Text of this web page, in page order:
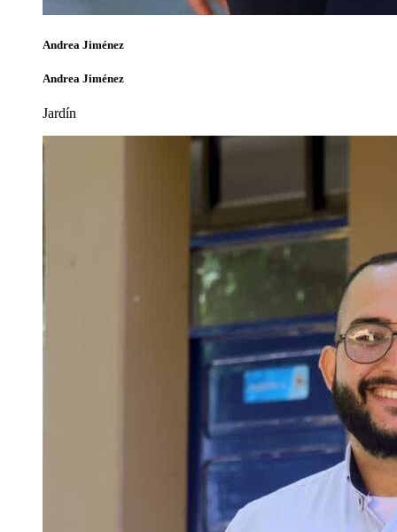
Andrea Jiménez
Andrea Jiménez
Jardín